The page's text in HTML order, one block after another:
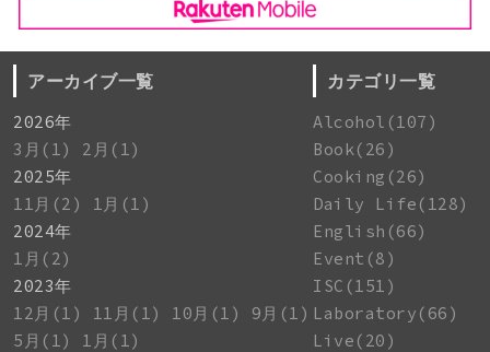
アーカイブ一覧
2026年
3月(1)
2月(1)
2025年
11月(2)
1月(1)
2024年
1月(2)
2023年
12月(1)
11月(1) 10月(1)
9月(1)
5月(1)
1月(1)
カテゴリ一覧
Alcohol(107)
Book(26)
Cooking(26)
Daily Life(128)
English(66)
Event(8)
ISC(151)
Laboratory(66)
Live(20)